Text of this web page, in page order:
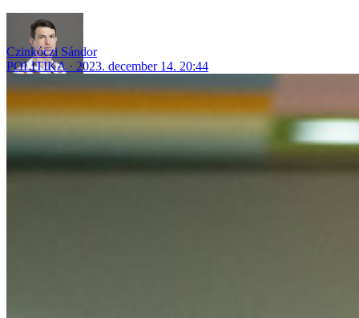
Czinkóczi Sándor
POLITIKA
2023. december 14. 20:44